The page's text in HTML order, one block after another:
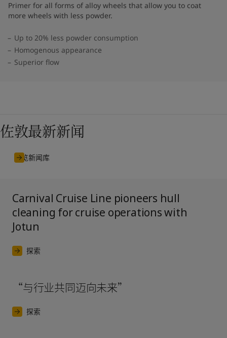
Primer for all forms of alloy wheels that allow you to coat
more wheels with less powder.
Up to 20% less powder consumption
Homogenous appearance
Superior flow
佐敦最新新闻
浏览新闻库
Carnival Cruise Line pioneers hull
cleaning for cruise operations with
Jotun
探索
“与行业共同迈向未来”
探索